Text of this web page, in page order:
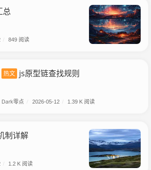
总
849 阅读
热文 js原型链查找规则
Dark零点 2026-05-12 1.39 K 阅读
制详解
1.2 K 阅读